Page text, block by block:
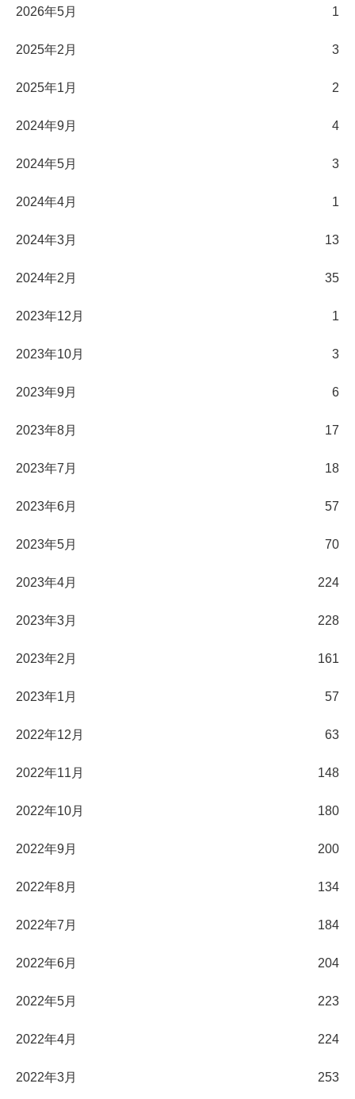
2026年5月 1
2025年2月 3
2025年1月 2
2024年9月 4
2024年5月 3
2024年4月 1
2024年3月 13
2024年2月 35
2023年12月 1
2023年10月 3
2023年9月 6
2023年8月 17
2023年7月 18
2023年6月 57
2023年5月 70
2023年4月 224
2023年3月 228
2023年2月 161
2023年1月 57
2022年12月 63
2022年11月 148
2022年10月 180
2022年9月 200
2022年8月 134
2022年7月 184
2022年6月 204
2022年5月 223
2022年4月 224
2022年3月 253